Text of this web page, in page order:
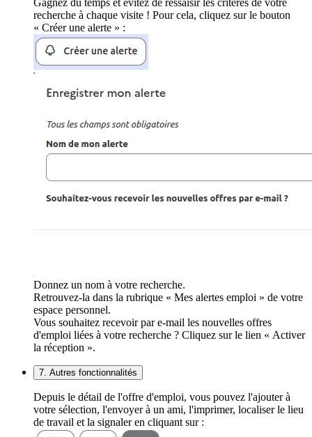
Gagnez du temps et évitez de ressaisir les critères de votre
recherche à chaque visite ! Pour cela, cliquez sur le bouton
« Créer une alerte » :
Donnez un nom à votre recherche.
Retrouvez-la dans la rubrique « Mes alertes emploi » de votre
espace personnel.
Vous souhaitez recevoir par e-mail les nouvelles offres
d'emploi liées à votre recherche ? Cliquez sur le lien « Activer
la réception ».
7. Autres fonctionnalités
Depuis le détail de l'offre d'emploi, vous pouvez l'ajouter à
votre sélection, l'envoyer à un ami, l'imprimer, localiser le lieu
de travail et la signaler en cliquant sur :